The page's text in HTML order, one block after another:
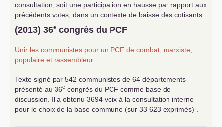
consultation, soit une participation en hausse par rapport aux
précédents votes, dans un contexte de baisse des cotisants.
... lire la suite
(2013) 36e congrès du PCF
Unir les communistes pour un PCF de combat, marxiste,
populaire et rassembleur
Texte signé par 542 communistes de 64 départements
présenté au 36e congrès du PCF comme base de
discussion. Il a obtenu 3694 voix à la consultation interne
pour le choix de la base commune (sur 33 623 exprimés) .